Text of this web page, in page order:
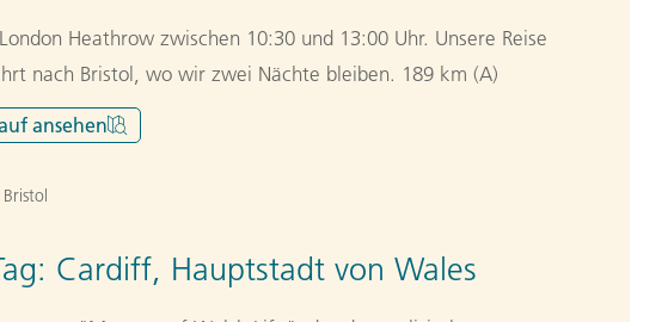
Heathrow zwischen 10:30 und 13:00 Uhr. Unsere Reise
nach Bristol, wo wir zwei Nächte bleiben. 189 km (A)
ansehen
Cardiff, Hauptstadt von Wales